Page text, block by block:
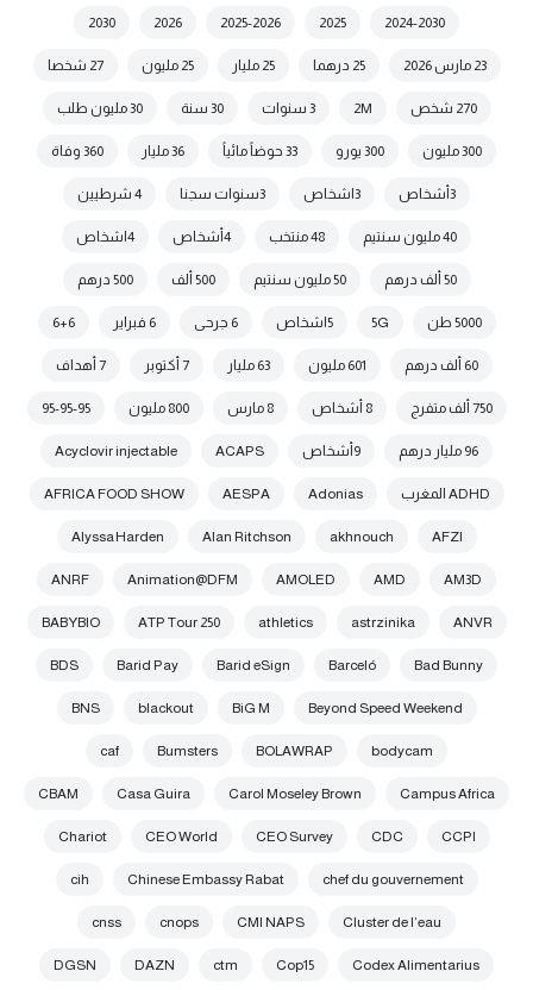
2024-2030
2025
2025-2026
2026
2030
23 مارس 2026 25 درهما 25 مليار 25 مليون 27 شخصا
270 شخص 2M 3 سنوات 30 سنة 30 مليون طلب
300 مليون 300 يورو 33 حوضاً مائياً 36 مليار 360 وفاة
3أشخاص 3اشخاص 3سنوات سجنا 4 شرطيين
40 مليون سنتيم 48 منتخب 4أشخاص 4اشخاص
50 ألف درهم 50 مليون سنتيم 500 ألف 500 درهم
5000 طن 5G 5اشخاص 6 جرحى 6 فبراير 6+6
60 ألف درهم 601 مليون 63 مليار 7 أكتوبر 7 أهداف
750 ألف متفرج 8 أشخاص 8 مارس 800 مليون 95-95-95
96 مليار درهم 9أشخاص ACAPS
Acyclovir injectable
ADHD المغرب Adonias
AESPA
AFRICA FOOD SHOW
AFZI
akhnouch
Alan Ritchson
Alyssa Harden
AM3D
AMD
AMOLED
Animation@DFM
ANRF
ANVR
astrzinika
athletics
ATP Tour 250
BABYBIO
Bad Bunny
Barceló
Barid eSign
Barid Pay
BDS
Beyond Speed Weekend
BiG M
blackout
BNS
bodycam
BOLAWRAP
Bumsters
caf
Campus Africa
Carol Moseley Brown
Casa Guira
CBAM
CCPI
CDC
CEO Survey
CEO World
Chariot
chef du gouvernement
Chinese Embassy Rabat
cih
Cluster de l’eau
CMI NAPS
cnops
cnss
Codex Alimentarius
Cop15
ctm
DAZN
DGSN